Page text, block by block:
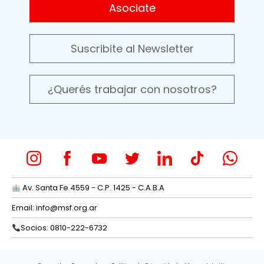
Asociate
Suscribite al Newsletter
¿Querés trabajar con nosotros?
Av. Santa Fe 4559 - C.P. 1425 - C.A.B.A
Email: info@msf.org.ar
Socios: 0810-222-6732